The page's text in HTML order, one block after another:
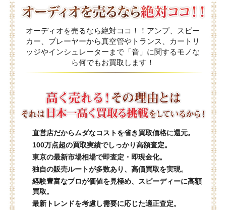
オーディオを売るなら絶対ココ！！アンプ、スピー
カー、プレーヤーから真空管やトランス、カートリ
ッジやインシュレーターまで「音」に関するモノな
ら何でもお買取します！
直営店だからムダなコストを省き買取価格に還元。
100万点超の買取実績でしっかり高額査定。
東京の最新市場相場で即査定・即現金化。
独自の販売ルートが多数あり、高価買取を実現。
経験豊富なプロが価値を見極め、スピーディーに高額
買取。
最新トレンドを考慮し需要に応じた適正査定。